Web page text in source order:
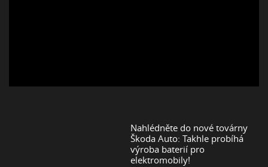
Nahlédněte do nové továrny
Škoda Auto: Takhle probíhá
výroba baterií pro
elektromobily!